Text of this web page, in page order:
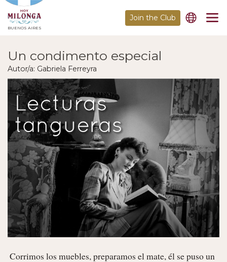
BUENOS AIRES
Join the Club
Un condimento especial
Autor/a: Gabriela Ferreyra